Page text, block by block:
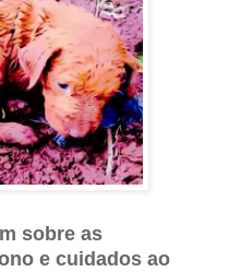
sobre as
e cuidados ao